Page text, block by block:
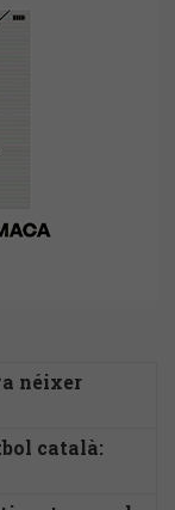
néixer
català: